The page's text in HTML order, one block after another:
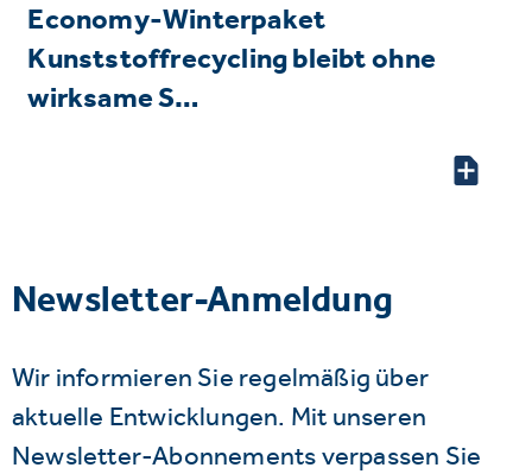
Economy-Winterpaket
Kunststoffrecycling bleibt ohne
wirksame S…
Newsletter-Anmeldung
Wir informieren Sie regelmäßig über
aktuelle Entwicklungen. Mit unseren
Newsletter-Abonnements verpassen Sie